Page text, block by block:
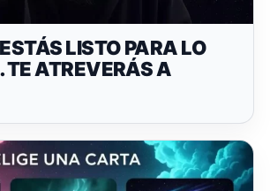
LISTO PARA LO
TE ATREVERÁS A